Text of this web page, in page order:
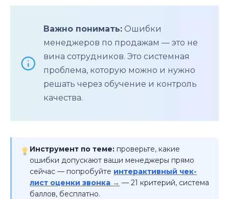
Важно понимать: Ошибки
менеджеров по продажам — это не
вина сотрудников. Это системная
проблема, которую можно и нужно
решать через обучение и контроль
качества.
Инструмент по теме: проверьте, какие
ошибки допускают ваши менеджеры прямо
сейчас — попробуйте интерактивный чек-
лист оценки звонка → — 21 критерий, система
баллов, бесплатно.